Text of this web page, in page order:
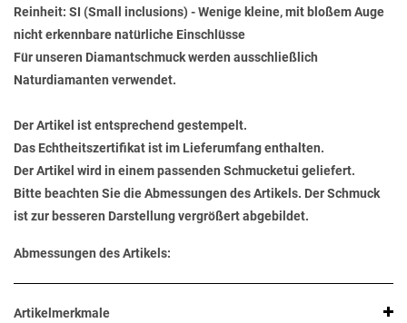
Reinheit: SI (Small inclusions) - Wenige kleine, mit bloßem Auge
nicht erkennbare natürliche Einschlüsse
Für unseren Diamantschmuck werden ausschließlich
Naturdiamanten verwendet.
Der Artikel ist entsprechend gestempelt.
Das Echtheitszertifikat ist im Lieferumfang enthalten.
Der Artikel wird in einem passenden Schmucketui geliefert.
Bitte beachten Sie die Abmessungen des Artikels. Der Schmuck
ist zur besseren Darstellung vergrößert abgebildet.
Abmessungen des Artikels:
Artikelmerkmale